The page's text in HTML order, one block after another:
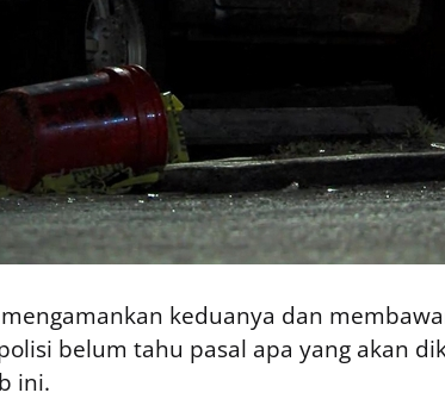
keduanya dan
belum tahu pasal apa yang akan
ini.